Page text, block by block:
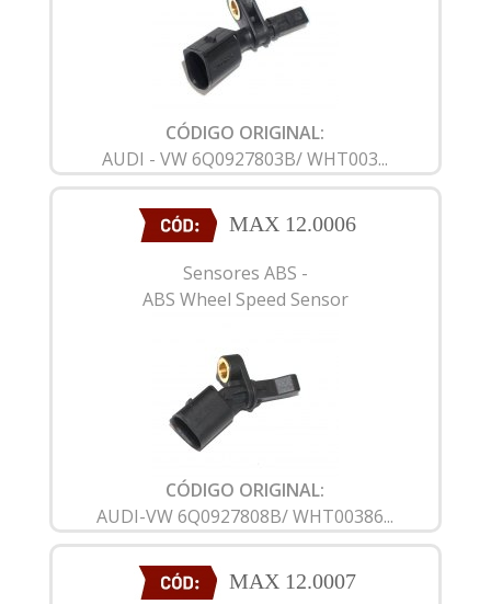
CÓDIGO ORIGINAL:
AUDI - VW 6Q0927803B/ WHT003...
MAX 12.0006
Sensores ABS -
ABS Wheel Speed Sensor
CÓDIGO ORIGINAL:
AUDI-VW 6Q0927808B/ WHT00386...
MAX 12.0007